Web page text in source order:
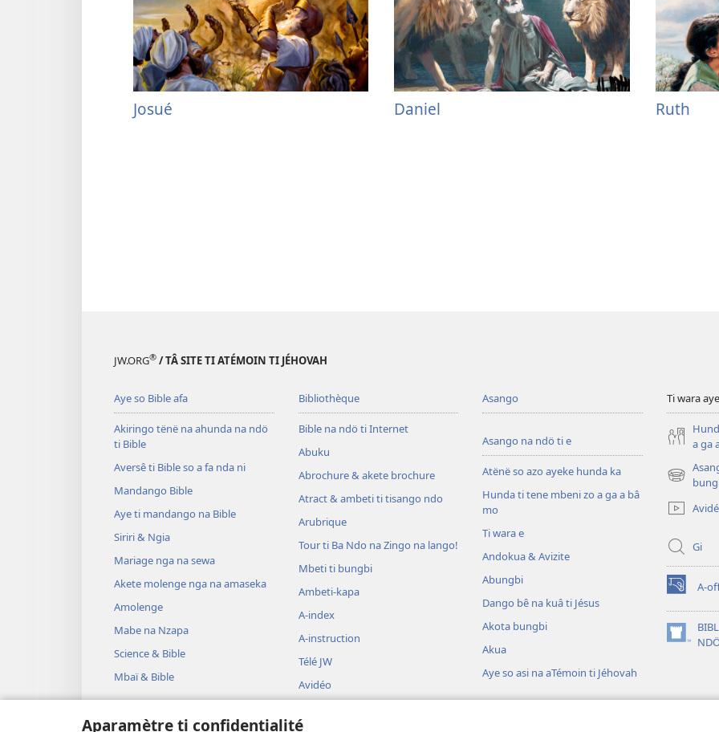
Aparamètre ti confidentialité
Josué Daniel Ruth
JW.ORG® / TÂ SITE TI ATÉMOIN TI JÉHOVAH
Aye so Bible afa
Akiringo tënë na ahunda na ndö
ti Bible
Aversê ti Bible so a fa nda ni
Mandango Bible
Aye ti mandango na Bible
Siriri & Ngia
Mariage nga na sewa
Akete molenge nga na amaseka
Amolenge
Mabe na Nzapa
Science & Bible
Mbaï & Bible
Bibliothèque
Bible na ndö ti Internet
Abuku
Abrochure & akete brochure
Atract & ambeti ti tisango ndo
Arubrique
Tour ti Ba Ndo na Zingo na lango!
Mbeti ti bungbi
Ambeti-kapa
A-index
A-instruction
Télé JW
Avidéo
Asango
Asango na ndö ti e
Atënë so azo ayeke hunda ka
Hunda ti tene mbeni zo a ga a bâ
mo
Ti wara e
Andokua & Avizite
Abungbi
Dango bê na kuâ ti Jésus
Akota bungbi
Akua
Aye so asi na aTémoin ti Jéhovah
Ti wara
a ga
(zi
fini
Gi
A-
(zi
mbeni
fini
page)
(zi